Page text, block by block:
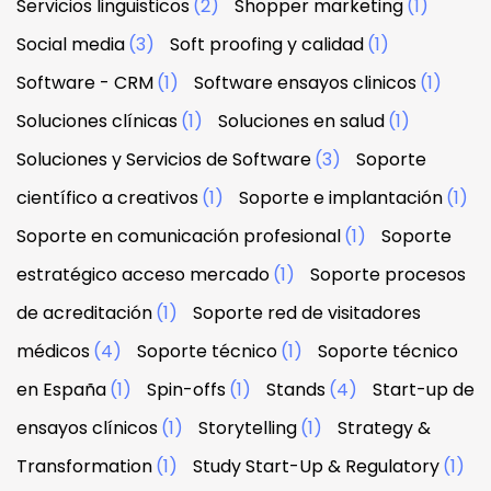
Servicios linguisticos(2) Shopper marketing(1)
Social media(3) Soft proofing y calidad(1)
Software - CRM(1) Software ensayos clinicos(1)
Soluciones clínicas(1) Soluciones en salud(1)
Soluciones y Servicios de Software(3)
Soporte
científico a creativos(1) Soporte e implantación(1)
Soporte en comunicación profesional(1)
Soporte
estratégico acceso mercado(1)
Soporte procesos
de acreditación(1)
Soporte red de visitadores
médicos(4) Soporte técnico(1)
Soporte técnico
en España(1) Spin-offs(1) Stands(4)
Start-up de
ensayos clínicos(1) Storytelling(1)
Strategy &
Transformation(1) Study Start-Up & Regulatory(1)